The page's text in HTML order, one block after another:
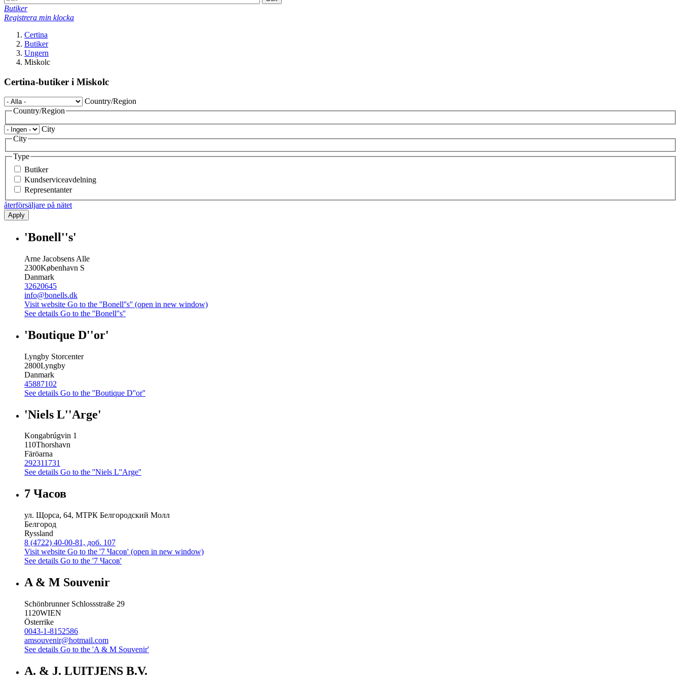
Butiker
Registrera min klocka
Certina
Butiker
Ungern
Miskolc
Certina-butiker i Miskolc
Country/Region
Country/Region
City
City
Type
Butiker
Kundserviceavdelning
Representanter
återförsäljare på nätet
Apply
'Bonell''s'
Arne Jacobsens Alle
2300København S
Danmark
32620645
info@bonells.dk
Visit website Go to the ''Bonell''s'' (open in new window)
See details Go to the ''Bonell''s''
'Boutique D''or'
Lyngby Storcenter
2800Lyngby
Danmark
45887102
See details Go to the ''Boutique D''or''
'Niels L''Arge'
Kongabrúgvin 1
110Thorshavn
Färöarna
292311731
See details Go to the ''Niels L''Arge''
7 Часов
ул. Щорса, 64, МТРК Белгородский Молл
Белгород
Ryssland
8 (4722) 40-00-81, доб. 107
Visit website Go to the '7 Часов' (open in new window)
See details Go to the '7 Часов'
A & M Souvenir
Schönbrunner Schlossstraße 29
1120WIEN
Österrike
0043-1-8152586
amsouvenir@hotmail.com
See details Go to the 'A & M Souvenir'
A. & J. LUITJENS B.V.